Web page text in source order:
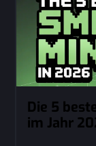
Die 5
im Jahr